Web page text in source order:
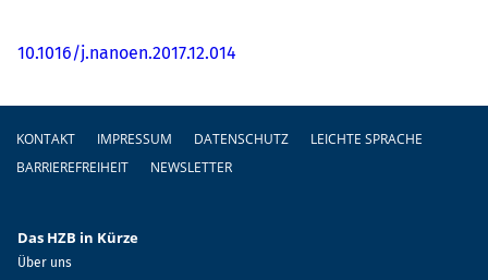
10.1016/j.nanoen.2017.12.014
Fußzeile
KONTAKT IMPRESSUM DATENSCHUTZ
LEICHTE SPRACHE
BARRIEREFREIHEIT
NEWSLETTER
Das HZB in Kürze
Über uns